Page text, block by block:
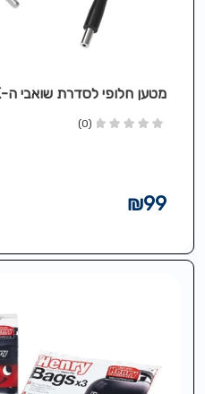
מטען חלופי לסדרת שואבי ה-QUICK
(0)
₪99